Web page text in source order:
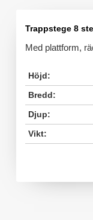
Trappstege 8
Med plattform,
Höjd:
Bredd:
Djup:
Vikt: